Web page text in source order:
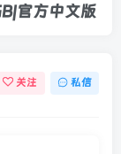
官方中文版
关注 私信